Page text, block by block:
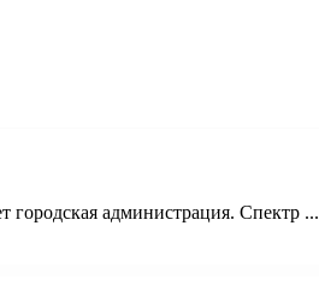
администрация. Спектр ...